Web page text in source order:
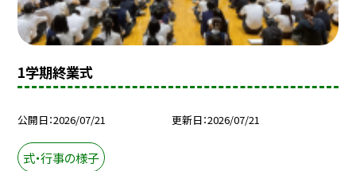
1学期終業式
公開日 2026/07/21 更新日 2026/07/21
式・行事の様子